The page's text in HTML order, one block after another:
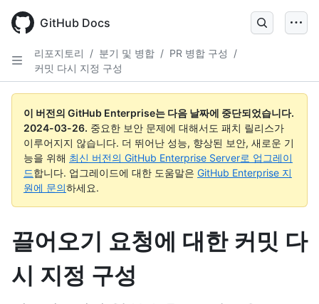
main
GitHub Docs
리포지토리 / 분기 및 병합 / PR 병합 구성
/
커밋 다시 지정 구성
이 버전의 GitHub Enterprise는 다음 날짜에 중단되었습니다.
2024-03-26. 중요한 보안 문제에 대해서도 패치 릴리스가
이루어지지 않습니다. 더 뛰어난 성능, 향상된 보안, 새로운 기
능을 위해 최신 버전의 GitHub Enterprise Server로 업그레이
드합니다. 업그레이드에 대한 도움말은 GitHub Enterprise 지
원에 문의하세요.
끌어오기 요청에 대한 커밋 다
시 지정 구성